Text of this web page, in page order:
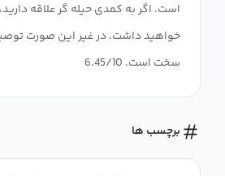
است. اگر به کمدی حیله گر علاقه
خواهید داشت. در غیر این صورت
سخت است. 6.45/10
برچسب ها